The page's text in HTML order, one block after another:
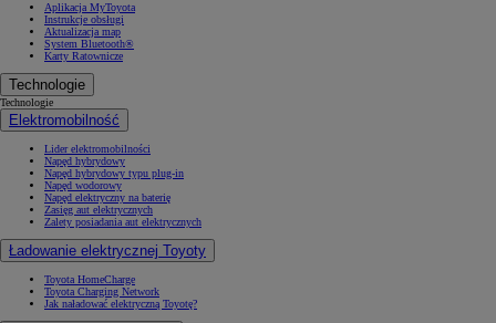
Aplikacja MyToyota
Instrukcje obsługi
Aktualizacja map
System Bluetooth®
Karty Ratownicze
Technologie
Technologie
Elektromobilność
Lider elektromobilności
Napęd hybrydowy
Napęd hybrydowy typu plug-in
Napęd wodorowy
Napęd elektryczny na baterię
Zasięg aut elektrycznych
Zalety posiadania aut elektrycznych
Ładowanie elektrycznej Toyoty
Toyota HomeCharge
Toyota Charging Network
Jak naładować elektryczną Toyotę?